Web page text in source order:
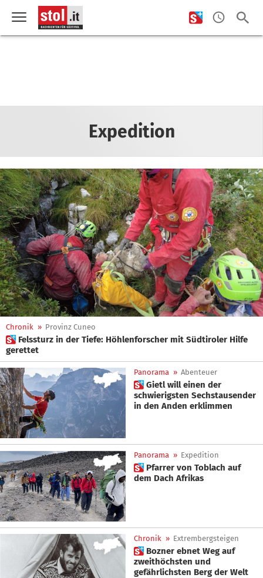
Expedition
Chronik » Provinz Cuneo
 Felssturz in der Tiefe: Höhlenforscher mit Südtiroler Hilfe
gerettet
Panorama » Abenteuer
 Gietl will einen der
schwierigsten Sechstausender
in den Anden erklimmen
Panorama » Expedition
 Pfarrer von Toblach auf
dem Dach Afrikas
Chronik » Extrembergsteigen
 Bozner ebnet Weg auf
zweithöchsten und
gefährlichsten Berg der Welt